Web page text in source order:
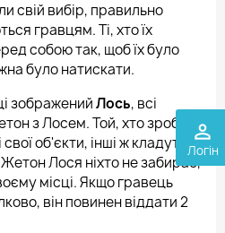
perm_identity
Логін
свій вибір, правильно
гравцям. Ті, хто їх
собою так, щоб їх було
було натискати.
зображенийЛось, всі
з Лосем. Той, хто зробить
об'єкти, інші ж кладуть по
Лося ніхто не забирає,
місці. Якщо гравець
він повинен віддати 2